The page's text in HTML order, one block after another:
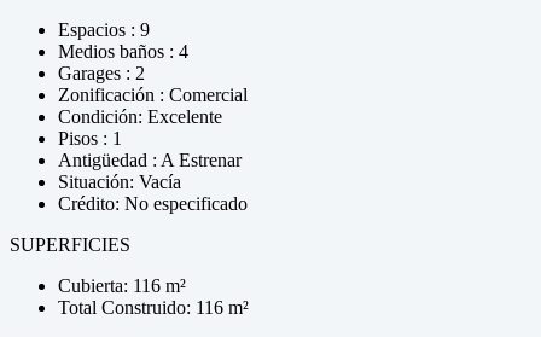
Espacios : 9
Medios baños : 4
Garages : 2
Zonificación : Comercial
Condición: Excelente
Pisos : 1
Antigüedad : A Estrenar
Situación: Vacía
Crédito: No especificado
SUPERFICIES
Cubierta: 116 m²
Total Construido: 116 m²